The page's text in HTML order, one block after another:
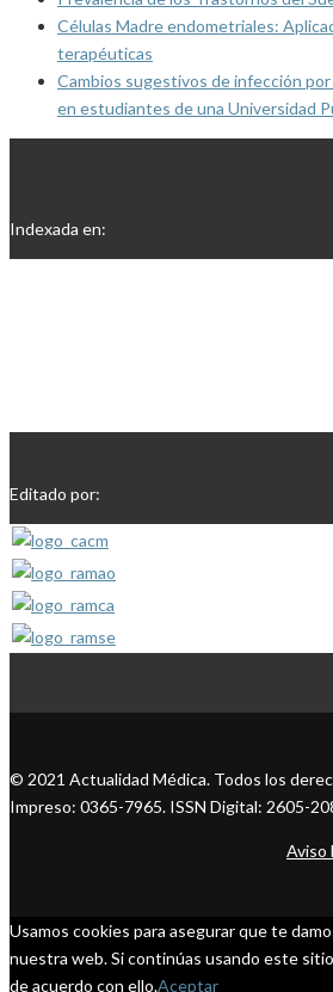
Células Madre endometriales:
terapéuticas
Cambios sugestivos de infección
en estudiantes de una Universidad
Indexada en:
Editado por:
© 2021 Actualidad Médica. Todos los
Impreso: 0365-7965. ISSN Digital: 2605-
Aviso
Usamos cookies para asegurar que te
nuestra web. Si continúas usando este
de acuerdo con ello.Aceptar